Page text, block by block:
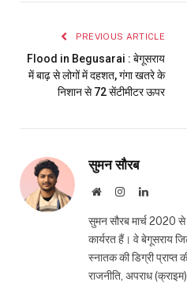
PREVIOUS ARTICLE
Flood in Begusarai : बेगूसराय
में बाढ़ से लोगों में दहशत, गंगा खतरे के
निशान से 72 सेंटीमीटर ऊपर
सुमन सौरब
WebsiteInstagramLinkedIn
सुमन सौरब मार्च 2020
कार्यरत हैं। वे बेगूसराय
स्नातक की डिग्री प्राप्त
राजनीति, अपराध